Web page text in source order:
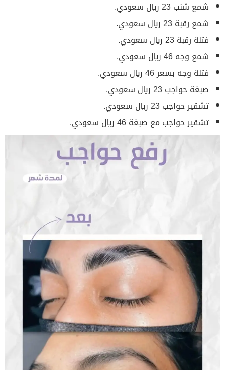
شمع شنب 23 ريال سعودي.
شمع رقبة 23 ريال سعودي.
فتلة رقبة 23 ريال سعودي.
شمع وجه 46 ريال سعودي.
فتلة وجه بسعر 46 ريال سعودي.
صبغة حواجب 23 ريال سعودي.
تشقير حواجب 23 ريال سعودي.
تشقير حواجب مع صبغة 46 ريال سعودي.